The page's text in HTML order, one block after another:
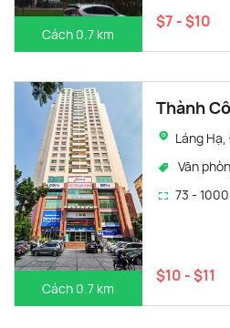
Cách 0.7 km
$7 - $10
Cách 0.7 km
Thành
Láng
Văn
73 -
$10 - $11